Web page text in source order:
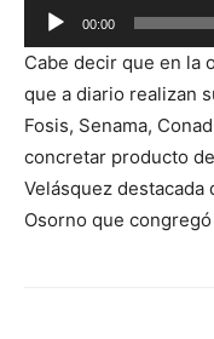
Reproductor
de
audio
00:00
Cabe decir que en la
que a diario realizan
Fosis, Senama,
concretar producto
Velásquez destacada
Osorno que